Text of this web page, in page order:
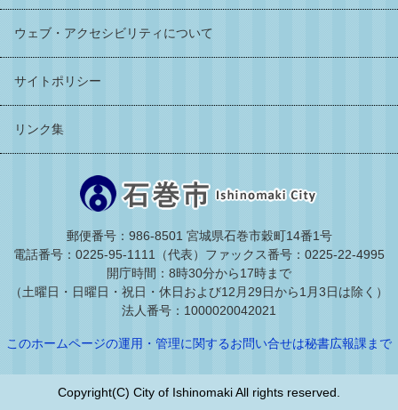
ウェブ・アクセシビリティについて
サイトポリシー
リンク集
郵便番号：986-8501 宮城県石巻市穀町14番1号
電話番号：0225-95-1111（代表） ファックス番号：0225-22-4995
開庁時間：8時30分から17時まで
（土曜日・日曜日・祝日・休日および12月29日から1月3日は除く）
法人番号：1000020042021
このホームページの運用・管理に関するお問い合せは秘書広報課まで
Copyright(C) City of Ishinomaki All rights reserved.